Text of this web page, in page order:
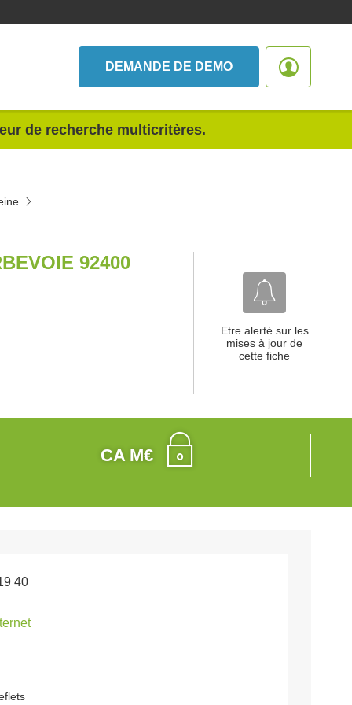
DEMANDE DE DEMO
de recherche multicritères.
92400
Etre alerté sur les
mises à jour de
cette fiche
CA M€
40